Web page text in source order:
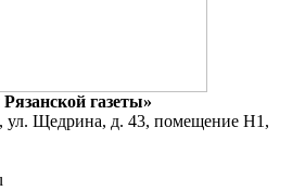
газеты»
ул. Щедрина, д. 43, помещение Н1,